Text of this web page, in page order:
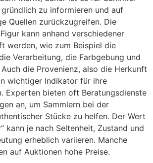
zu informieren und auf
Quellen zurückzugreifen. Die
kann anhand verschiedener
werden, wie zum Beispiel die
Verarbeitung, die Farbgebung und
die Provenienz, also die Herkunft
wichtiger Indikator für ihre
Experten bieten oft Beratungsdienste
an, um Sammlern bei der
Stücke zu helfen. Der Wert
kann je nach Seltenheit, Zustand und
erheblich variieren. Manche
auf Auktionen hohe Preise.